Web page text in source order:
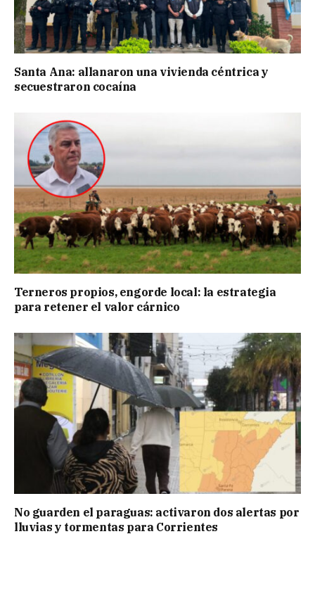
Santa Ana: allanaron una vivienda céntrica y
secuestraron cocaína
Terneros propios, engorde local: la estrategia
para retener el valor cárnico
No guarden el paraguas: activaron dos alertas por
lluvias y tormentas para Corrientes